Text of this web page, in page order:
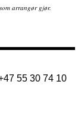
arrangør gjør.
55 30 74 10